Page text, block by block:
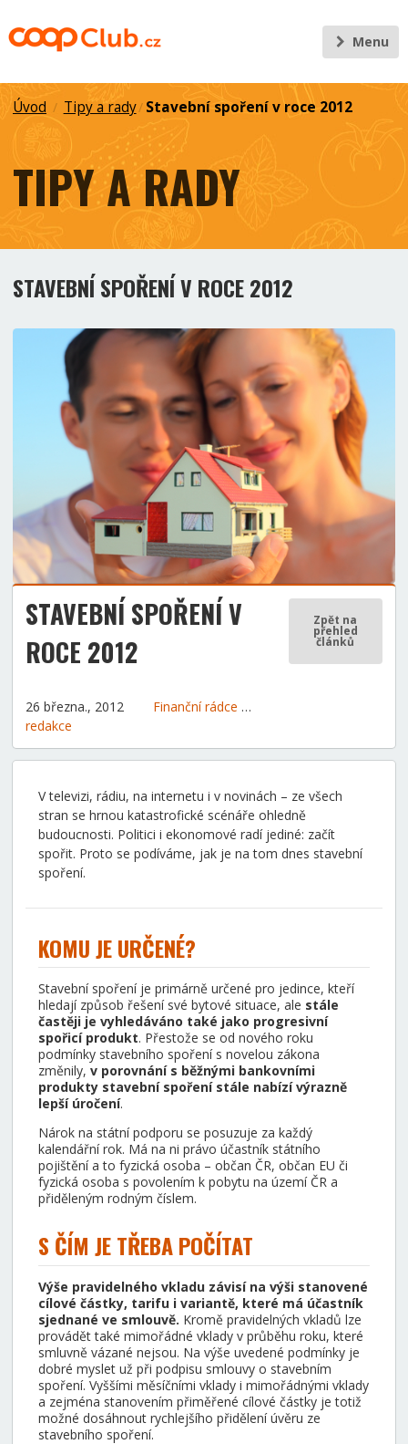
Menu
Úvod / Tipy a rady/ Stavební spoření v roce 2012
TIPY A RADY
STAVEBNÍ SPOŘENÍ V ROCE 2012
STAVEBNÍ SPOŘENÍ V
ROCE 2012
Zpět na
přehled
článků
26 března., 2012
redakce
Finanční rádce
Tipy a rady
V televizi, rádiu, na internetu i v novinách – ze všech
stran se hrnou katastrofické scénáře ohledně
budoucnosti. Politici i ekonomové radí jediné: začít
spořit. Proto se podíváme, jak je na tom dnes stavební
spoření.
KOMU JE URČENÉ?
Stavební spoření je primárně určené pro jedince, kteří
hledají způsob řešení své bytové situace, ale stále
častěji je vyhledáváno také jako progresivní
spořicí produkt. Přestože se od nového roku
podmínky stavebního spoření s novelou zákona
změnily, v porovnání s běžnými bankovními
produkty stavební spoření stále nabízí výrazně
lepší úročení.
Nárok na státní podporu se posuzuje za každý
kalendářní rok. Má na ni právo účastník státního
pojištění a to fyzická osoba – občan ČR, občan EU či
fyzická osoba s povolením k pobytu na území ČR a
přiděleným rodným číslem.
S ČÍM JE TŘEBA POČÍTAT
Výše pravidelného vkladu závisí na výši stanovené
cílové částky, tarifu i variantě, které má účastník
sjednané ve smlouvě. Kromě pravidelných vkladů lze
provádět také mimořádné vklady v průběhu roku, které
smluvně vázané nejsou. Na výše uvedené podmínky je
dobré myslet už při podpisu smlouvy o stavebním
spoření. Vyššími měsíčními vklady i mimořádnými vklady
a zejména stanovením přiměřené cílové částky je totiž
možné dosáhnout rychlejšího přidělení úvěru ze
stavebního spoření.